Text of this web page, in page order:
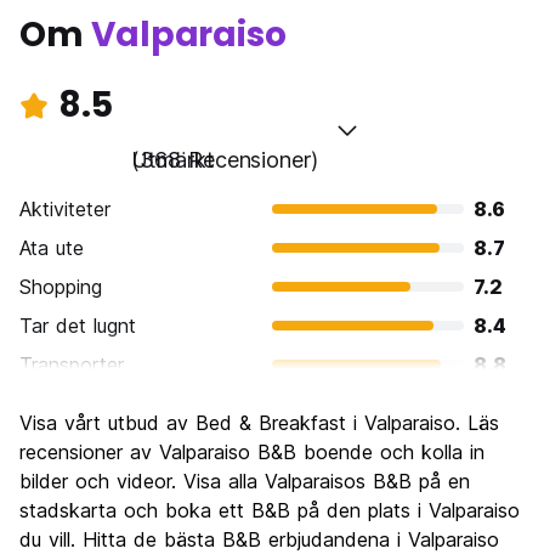
OmValparaiso
8.5
Utmärkt
(368 Recensioner)
Aktiviteter
8.6
Ata ute
8.7
Shopping
7.2
Tar det lugnt
8.4
Transporter
8.8
Kultur
9.2
Festa
Värde för pengarna
8.4
Visa vårt utbud av Bed & Breakfast i Valparaiso. Läs
recensioner av Valparaiso B&B boende och kolla in
bilder och videor. Visa alla Valparaisos B&B på en
stadskarta och boka ett B&B på den plats i Valparaiso
du vill. Hitta de bästa B&B erbjudandena i Valparaiso